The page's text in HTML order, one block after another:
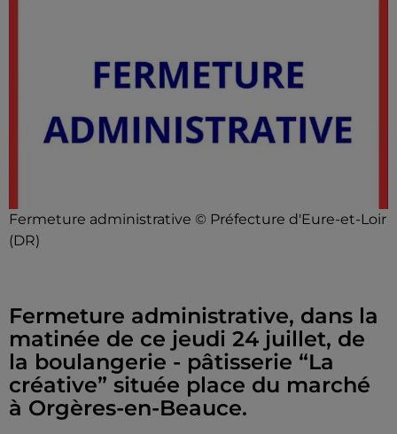
Fermeture administrative © Préfecture d'Eure-et-Loir
(DR)
Fermeture administrative, dans la
matinée de ce jeudi 24 juillet, de
la boulangerie - pâtisserie “La
créative” située place du marché
à Orgères-en-Beauce.